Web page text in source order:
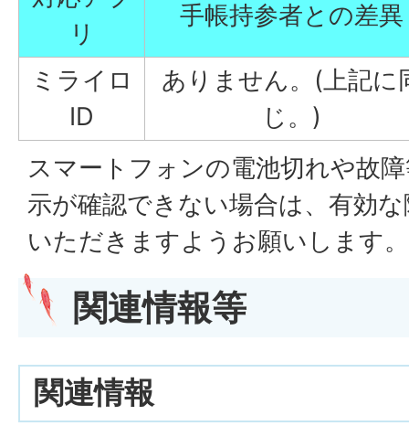
リ
手帳持参者との差異
ミライロ
ID
ありません。(上記に
じ。)
スマートフォンの電池切れや故
示が確認できない場合は、有効
いただきますようお願いします。
関連情報等
関連情報